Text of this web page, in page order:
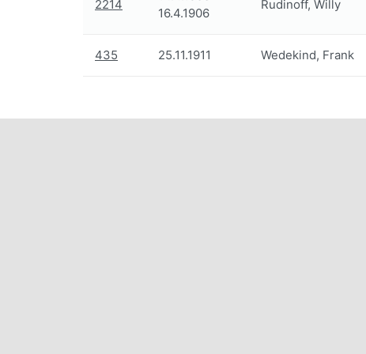
2214
16.4.1906
Rudinoff, Willy
435 25.11.1911 Wedekind, Frank